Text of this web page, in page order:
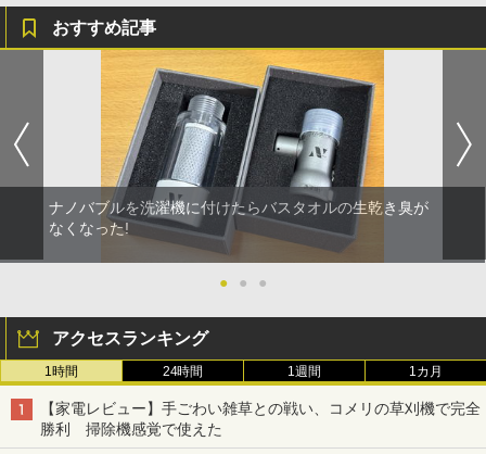
おすすめ記事
ナノバブルを洗濯機に付けたらバスタオルの生乾き臭が
なくなった!
● ● ●
アクセスランキング
1時間 24時間 1週間 1カ月
【家電レビュー】手ごわい雑草との戦い、コメリの草刈機で完全
勝利 掃除機感覚で使えた